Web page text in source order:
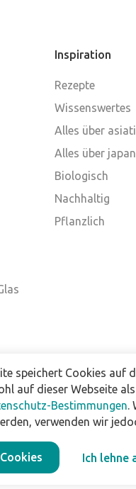
Inspiration
Rezepte
Wissenswertes
Alles über
Alles über
Biologisch
Nachhaltig
Pflanzlich
Lieferbedingungen
speichert Cookies auf
auf dieser Webseite
Bestimmungen.
verwenden wir
Ich lehne